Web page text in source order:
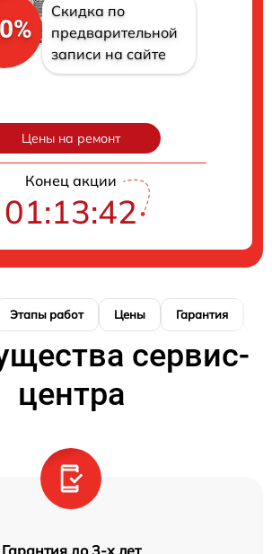
Скидка по
предварительной
записи на сайте
Цены на ремонт
Конец акции
01:13:41
Этапы работ Цены Гарантия
сервис-
центра
Гарантия до 3-х лет